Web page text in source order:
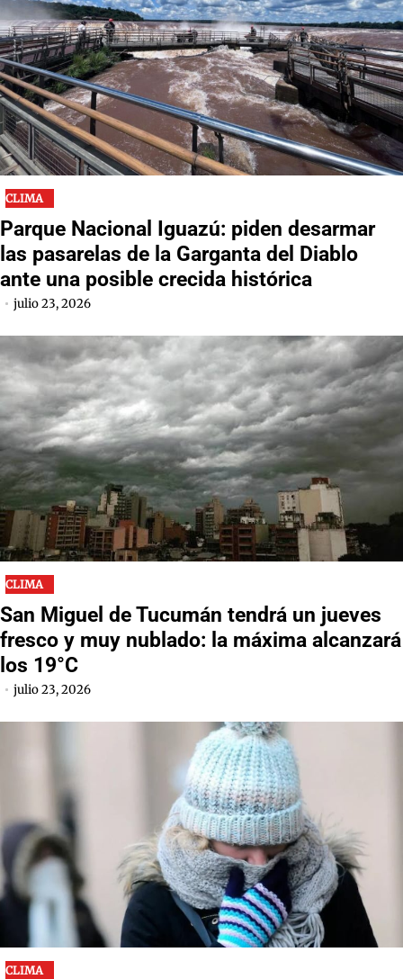
CLIMA
Parque Nacional Iguazú: piden desarmar
las pasarelas de la Garganta del Diablo
ante una posible crecida histórica
julio 23, 2026
CLIMA
San Miguel de Tucumán tendrá un jueves
fresco y muy nublado: la máxima alcanzará
los 19°C
julio 23, 2026
CLIMA